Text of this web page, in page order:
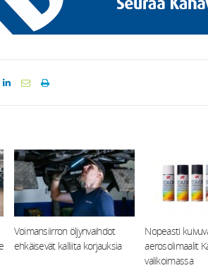
Voimansiirron öljynvaihdot
ehkäisevät kalliita korjauksia
Nopeasti
aerosolimaalit
valikoimassa